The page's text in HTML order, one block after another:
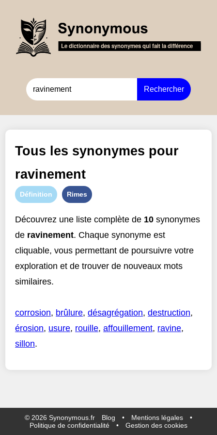
Rechercher
Tous les synonymes pour
ravinement
Définition Rimes
Découvrez une liste complète de 10 synonymes
de ravinement. Chaque synonyme est
cliquable, vous permettant de poursuivre votre
exploration et de trouver de nouveaux mots
similaires.
corrosion, brûlure,désagrégation,destruction,
érosion, usure, rouille,affouillement, ravine,
sillon.
© 2026 Synonymous.fr Blog • Mentions légales
•
Politique de confidentialité
• Gestion des cookies